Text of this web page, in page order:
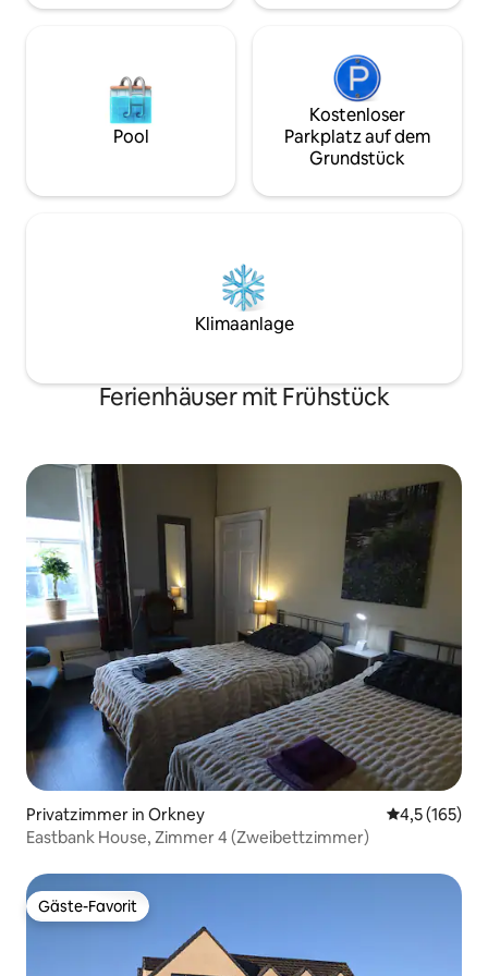
Pool
Kostenloser
Parkplatz auf dem
Grundstück
Klimaanlage
Ferienhäuser mit Frühstück
Privatzimmer in Orkney
4,5 (165)
Eastbank House, Zimmer 4 (Zweibettzimmer)
Gäste-Favorit
Gäste-Favorit